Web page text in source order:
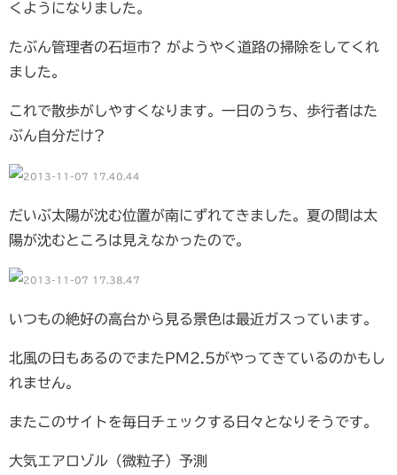
くようになりました。
たぶん管理者の石垣市? がようやく道路の掃除をしてくれ
ました。
これで散歩がしやすくなります。一日のうち、歩行者はた
ぶん自分だけ?
だいぶ太陽が沈む位置が南にずれてきました。夏の間は太
陽が沈むところは見えなかったので。
いつもの絶好の高台から見る景色は最近ガスっています。
北風の日もあるのでまたPM2.5がやってきているのかもし
れません。
またこのサイトを毎日チェックする日々となりそうです。
大気エアロゾル（微粒子）予測